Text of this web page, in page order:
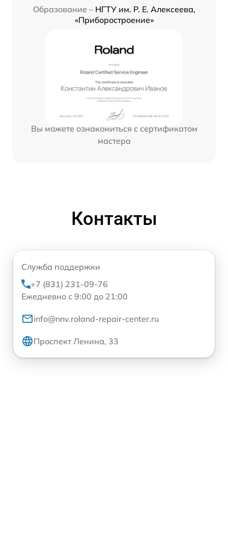
Образование – НГТУ им. Р. Е. Алексеева,
«Приборостроение»
Вы можете ознакомиться с сертификатом
мастера
Контакты
Служба поддержки
+7 (831) 231-09-76
Ежедневно с 9:00 до 21:00
info@nnv.roland-repair-center.ru
Проспект Ленина, 33